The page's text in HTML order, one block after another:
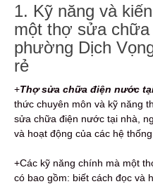
1. Kỹ năng và
một thợ sửa
phường Dịch
rẻ
+Thợ sửa chữa điện nước
thức chuyên môn và kỹ năng
sửa chữa điện nước tại nhà,
và hoạt động của các hệ
+Các kỹ năng chính mà một
có bao gồm: biết cách đọc và